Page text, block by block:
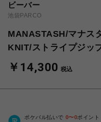
ビーバー
池袋PARCO
MANASTASH/マナス
KNIT/ストライプジッ
￥14,300 税込
ポケパル払いで 0〜0ポイント